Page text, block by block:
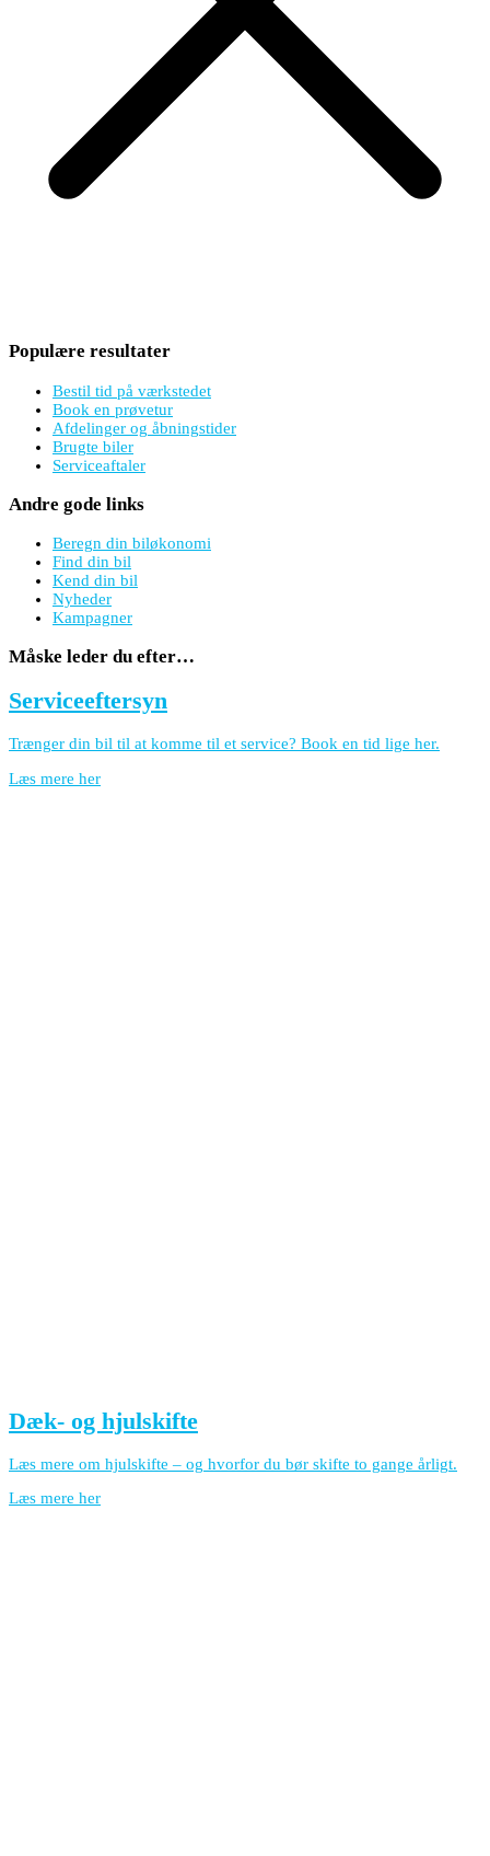
Populære resultater
Bestil tid på værkstedet
Book en prøvetur
Afdelinger og åbningstider
Brugte biler
Serviceaftaler
Andre gode links
Beregn din biløkonomi
Find din bil
Kend din bil
Nyheder
Kampagner
Måske leder du efter…
Serviceeftersyn
Trænger din bil til at komme til et service? Book en tid lige her.
Læs mere her
Dæk- og hjulskifte
Læs mere om hjulskifte – og hvorfor du bør skifte to gange årligt.
Læs mere her